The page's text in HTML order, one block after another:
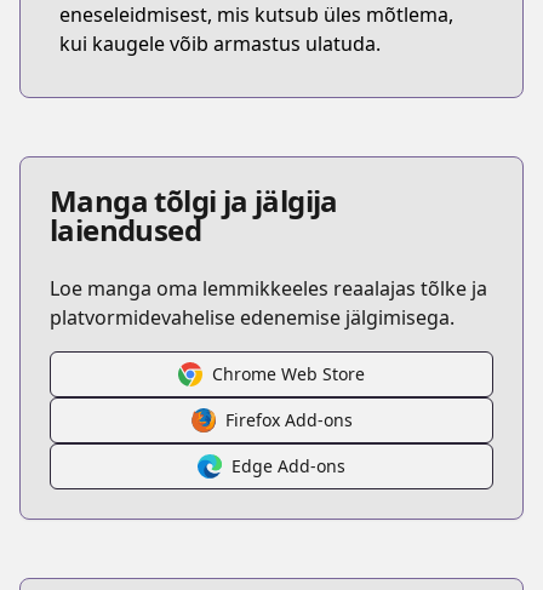
eneseleidmisest, mis kutsub üles mõtlema,
kui kaugele võib armastus ulatuda.
Manga tõlgi ja jälgija
laiendused
Loe manga oma lemmikkeeles reaalajas tõlke ja
platvormidevahelise edenemise jälgimisega.
Chrome Web Store
Firefox Add-ons
Edge Add-ons